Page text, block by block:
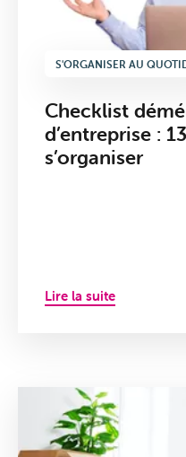
S'ORGANISER AU
Checklist
d’entreprise :
s’organiser
Lire la suite